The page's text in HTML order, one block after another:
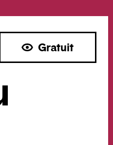
Gratuit